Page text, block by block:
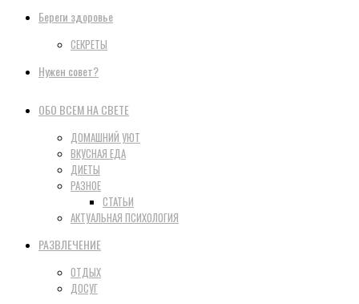
Береги здоровье
СЕКРЕТЫ
Нужен совет?
ОБО ВСЕМ НА СВЕТЕ
ДОМАШНИЙ УЮТ
ВКУСНАЯ ЕДА
ДИЕТЫ
РАЗНОЕ
СТАТЬИ
АКТУАЛЬНАЯ ПСИХОЛОГИЯ
РАЗВЛЕЧЕНИЕ
ОТДЫХ
ДОСУГ